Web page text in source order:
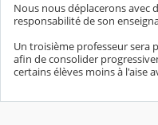
Nous nous déplacerons avec
responsabilité de son
Un troisième professeur sera
afin de consolider
certains élèves moins à l'aise